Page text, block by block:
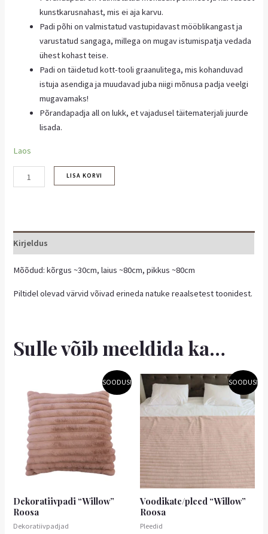
kunstkarusnahast, mis ei aja karvu.
Padi põhi on valmistatud vastupidavast mööblikangast ja
varustatud sangaga, millega on mugav istumispatja vedada
ühest kohast teise.
Padi on täidetud kott-tooli graanulitega, mis kohanduvad
istuja asendiga ja muudavad juba niigi mõnusa padja veelgi
mugavamaks!
Põrandapadja all on lukk, et vajadusel täitematerjali juurde
lisada.
Laos
LISA KORVI
Kirjeldus
Mõõdud: kõrgus ~30cm, laius ~80cm, pikkus ~80cm
Piltidel olevad värvid võivad erineda natuke reaalsetest toonidest.
Sulle võib meeldida ka…
SOODUS!
Dekoratiivpadi “Willow”
Roosa
Dekoratiivpadjad
oli:
13,20 €.
on:
11,88 €.
SOODUS!
Voodikate/pleed “Willow”
Roosa
Pleedid
Hinnavahemik:
25,65 €
kuni
32,94 €
Sellel
tootel
on
mitu
varianti.
Valikuid
saab
teha
tootelehel.